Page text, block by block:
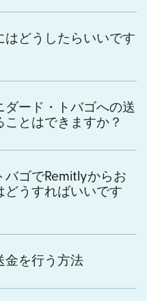
はどうしたらいいです
ダード・トバゴへの送
とはできますか？
バゴでRemitlyからお
どうすればいいです
金を行う方法